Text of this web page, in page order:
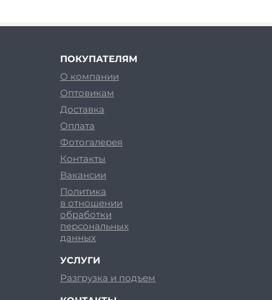
ПОКУПАТЕЛЯМ
О компании
Оптовикам
Доставка
Оплата
Фотогалерея
Контакты
Вакансии
Политика
в отношении
обработки
персональных
данных
УСЛУГИ
Разгрузка и подъем